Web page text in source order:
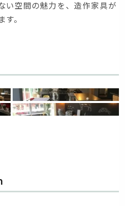
い空間の魅力を、造作家具が
。